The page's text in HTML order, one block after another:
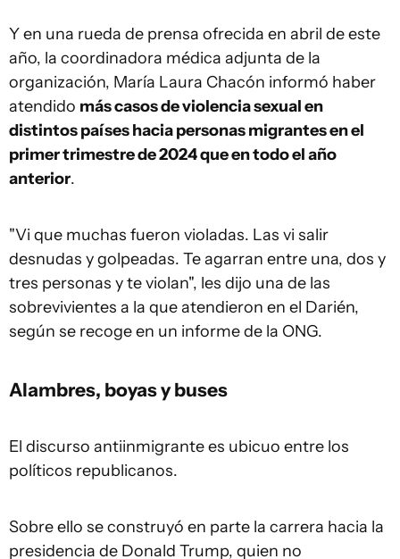
Y en una rueda de prensa ofrecida en abril de este
año, la coordinadora médica adjunta de la
organización, María Laura Chacón informó haber
atendido más casos de violencia sexual en
distintos países hacia personas migrantes en el
primer trimestre de 2024 que en todo el año
anterior.
"Vi que muchas fueron violadas. Las vi salir
desnudas y golpeadas. Te agarran entre una, dos y
tres personas y te violan", les dijo una de las
sobrevivientes a la que atendieron en el Darién,
según se recoge en un informe de la ONG.
Alambres, boyas y buses
El discurso antiinmigrante es ubicuo entre los
políticos republicanos.
Sobre ello se construyó en parte la carrera hacia la
presidencia de Donald Trump, quien no